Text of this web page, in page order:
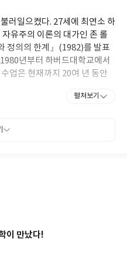
러일으켰다. 27세에 최연소 하
유주의 이론의 대가인 존 롤
정의의 한계』(1982)를 발표
년부터 하버드대학교에서
업은 현재까지 20여 년 동안
공히 이 시대의 최고 석학이자
하다』 『완벽에 대한 반
마이클 샌델의 ‘정의’를 새롭
펼쳐보기
이 만났다!